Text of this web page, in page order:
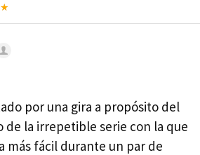
por una gira a propósito del
de la irrepetible serie con la que
más fácil durante un par de